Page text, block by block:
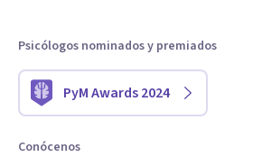
Psicólogos nominados y premiados
PyM Awards 2024
Conócenos